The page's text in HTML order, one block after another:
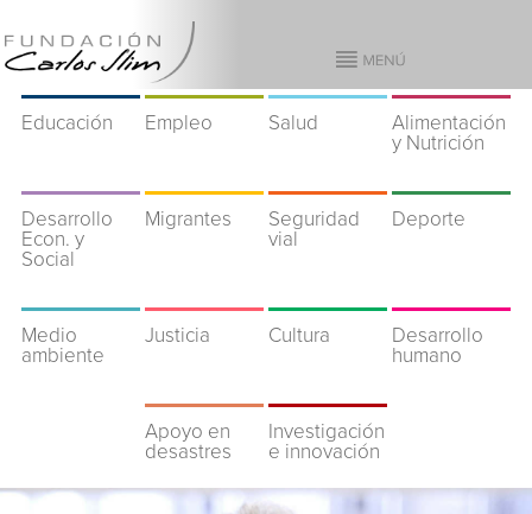
Educación Empleo Salud
Alimentación
y Nutrición
Desarrollo
Econ. y
Social
Migrantes
Seguridad
vial
Deporte
Medio
ambiente
Justicia Cultura
Desarrollo
humano
Apoyo en
desastres
Investigación
e innovación